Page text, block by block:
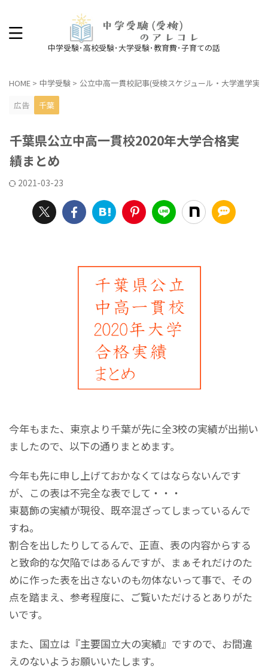
中学受験･高校受験･大学受験･教育費･子育ての話
HOME > 中学受験 > 公立中高一貫校記事(受検スケジュール・大学進学実
広告
千葉
千葉県公立中高一貫校2020年大学合格実
績まとめ
2021-03-23
今年もまた、東京より千葉が先に全3校の実績が出揃い
ましたので、以下の通りまとめます。
今年も先に申し上げておかなくてはならないんです
が、この表は不完全な表でして・・・
東葛飾の実績が現役、既卒混ざってしまっているんで
すね。
割合を出したりしてるんで、正直、表の内容からする
と致命的な欠陥ではあるんですが、まぁそれだけのた
めに作った表を出さないのも勿体ないって事で、その
点を踏まえ、参考程度に、ご覧いただけるとありがた
いです。
また、国立は『主要国立大の実績』ですので、お間違
えのないようお願いいたします。